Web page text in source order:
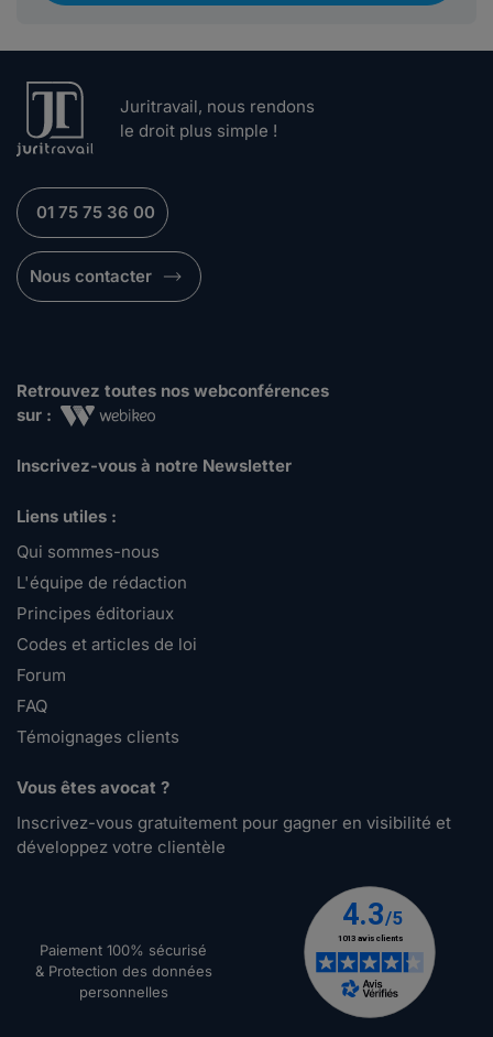
Juritravail, nous rendons
le droit plus simple !
01 75 75 36 00
Nous contacter
Retrouvez toutes nos webconférences
sur :
Inscrivez-vous à notre Newsletter
Liens utiles :
Qui sommes-nous
L'équipe de rédaction
Principes éditoriaux
Codes et articles de loi
Forum
FAQ
Témoignages clients
Vous êtes avocat ?
Inscrivez-vous gratuitement pour gagner en visibilité et
développez votre clientèle
Paiement 100% sécurisé
& Protection des données
personnelles